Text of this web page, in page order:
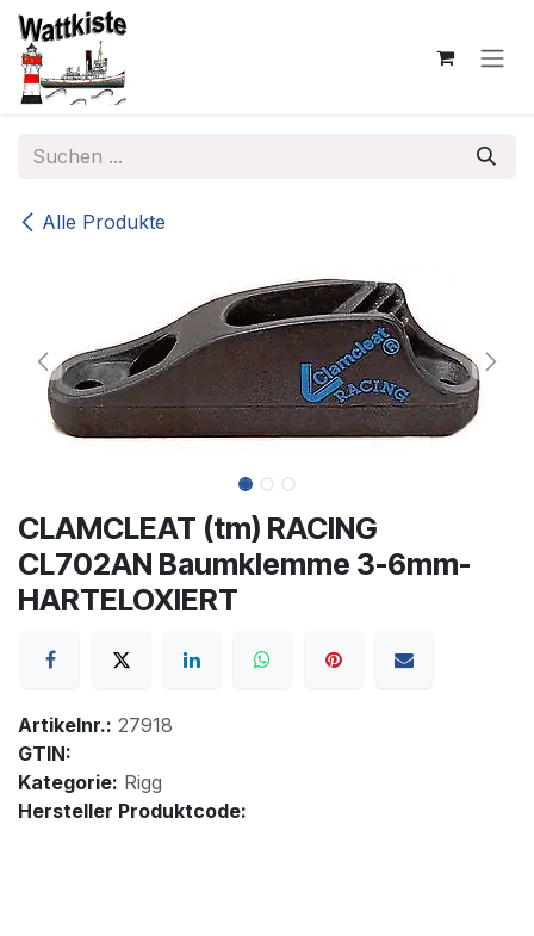
Zum Inhalt springen
Alle Produkte
CLAMCLEAT (tm) RACING
CL702AN Baumklemme 3-6mm-
HARTELOXIERT
Artikelnr.: 27918
GTIN:
Kategorie: Rigg
Hersteller Produktcode: